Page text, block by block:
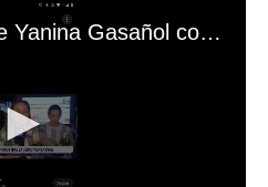
El mal momento de Yanina Gasañol con un hincha argentino en "Subrayado"